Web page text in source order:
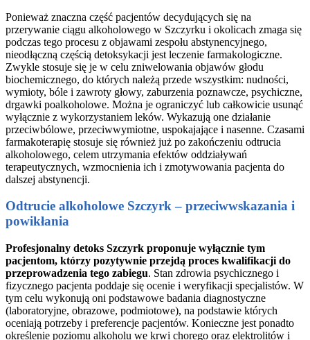
Ponieważ znaczna część pacjentów decydujących się na
przerywanie ciągu alkoholowego w Szczyrku i okolicach zmaga się
podczas tego procesu z objawami zespołu abstynencyjnego,
nieodłączną częścią detoksykacji jest leczenie farmakologiczne.
Zwykle stosuje się je w celu zniwelowania objawów głodu
biochemicznego, do których należą przede wszystkim: nudności,
wymioty, bóle i zawroty głowy, zaburzenia poznawcze, psychiczne,
drgawki poalkoholowe. Można je ograniczyć lub całkowicie usunąć
wyłącznie z wykorzystaniem leków. Wykazują one działanie
przeciwbólowe, przeciwwymiotne, uspokajające i nasenne. Czasami
farmakoterapię stosuje się również już po zakończeniu odtrucia
alkoholowego, celem utrzymania efektów oddziaływań
terapeutycznych, wzmocnienia ich i zmotywowania pacjenta do
dalszej abstynencji.
Odtrucie alkoholowe Szczyrk – przeciwwskazania i
powikłania
Profesjonalny detoks Szczyrk proponuje wyłącznie tym
pacjentom, którzy pozytywnie przejdą proces kwalifikacji do
przeprowadzenia tego zabiegu. Stan zdrowia psychicznego i
fizycznego pacjenta poddaje się ocenie i weryfikacji specjalistów. W
tym celu wykonują oni podstawowe badania diagnostyczne
(laboratoryjne, obrazowe, podmiotowe), na podstawie których
oceniają potrzeby i preferencje pacjentów. Konieczne jest ponadto
określenie poziomu alkoholu we krwi chorego oraz elektrolitów i